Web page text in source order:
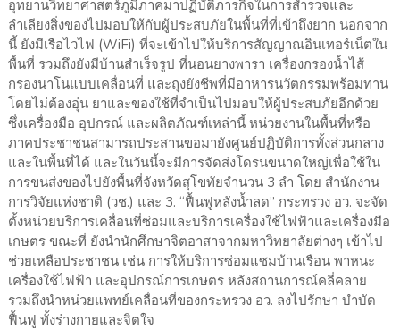
อุทยานวิทยาศาสตร์ภูมิภาคมาปฏิบัติภารกิจในการสำรวจและ
ลำเลียงสิ่งของไปมอบให้กับผู้ประสบภัยในพื้นที่ที่เข้าถึงยาก นอกจาก
นี้ ยังมีเรือไวไฟ (WiFi) ที่จะเข้าไปให้บริการสัญญาณอินเทอร์เน็ตใน
พื้นที่ รวมถึงยังมีบ้านสำเร็จรูป ที่นอนยางพารา เครื่องกรองน้ำไส้
กรองนาโนแบบเคลื่อนที่ และถุงยังชีพที่มีอาหารนวัตกรรมพร้อมทาน
โดยไม่ต้องอุ่น ยาและของใช้ที่จำเป็นไปมอบให้ผู้ประสบภัยอีกด้วย
ซึ่งเครื่องมือ อุปกรณ์ และผลิตภัณฑ์เหล่านี้ หน่วยงานในพื้นที่หรือ
ภาคประชาชนสามารถประสานขอมายังศูนย์ปฏิบัติการทั้งส่วนกลาง
และในพื้นที่ได้ และในวันนี้จะมีการจัดส่งโดรนขนาดใหญ่เพื่อใช้ใน
การขนส่งของไปยังพื้นที่จังหวัดสุโขทัยจำนวน 3 ลำ โดย สำนักงาน
การวิจัยแห่งชาติ (วช.) และ 3. “ฟื้นฟูหลังน้ำลด” กระทรวง อว. จะจัด
ตั้งหน่วยบริการเคลื่อนที่ซ่อมและบริการเครื่องใช้ไฟฟ้าและเครื่องมือ
เกษตร ขณะที่ ยังนำนักศึกษาจิตอาสาจากมหาวิทยาลัยต่างๆ เข้าไป
ช่วยเหลือประชาชน เช่น การให้บริการซ่อมแซมบ้านเรือน พาหนะ
เครื่องใช้ไฟฟ้า และอุปกรณ์การเกษตร หลังสถานการณ์คลี่คลาย
รวมถึงนำหน่วยแพทย์เคลื่อนที่ของกระทรวง อว. ลงไปรักษา บำบัด
ฟื้นฟู ทั้งร่างกายและจิตใจ